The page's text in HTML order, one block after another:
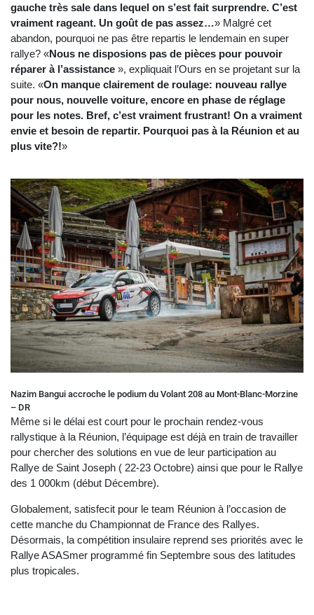
gauche très sale dans lequel on s’est fait surprendre. C’est
vraiment rageant. Un goût de pas assez…» Malgré cet
abandon, pourquoi ne pas être repartis le lendemain en super
rallye? «Nous ne disposions pas de pièces pour pouvoir
réparer à l’assistance », expliquait l’Ours en se projetant sur la
suite. «On manque clairement de roulage: nouveau rallye
pour nous, nouvelle voiture, encore en phase de réglage
pour les notes. Bref, c’est vraiment frustrant! On a vraiment
envie et besoin de repartir. Pourquoi pas à la Réunion et au
plus vite?!»
Nazim Bangui accroche le podium du Volant 208 au Mont-Blanc-Morzine
– DR
Même si le délai est court pour le prochain rendez-vous
rallystique à la Réunion, l’équipage est déjà en train de travailler
pour chercher des solutions en vue de leur participation au
Rallye de Saint Joseph ( 22-23 Octobre) ainsi que pour le Rallye
des 1 000km (début Décembre).
Globalement, satisfecit pour le team Réunion à l’occasion de
cette manche du Championnat de France des Rallyes.
Désormais, la compétition insulaire reprend ses priorités avec le
Rallye ASASmer programmé fin Septembre sous des latitudes
plus tropicales.